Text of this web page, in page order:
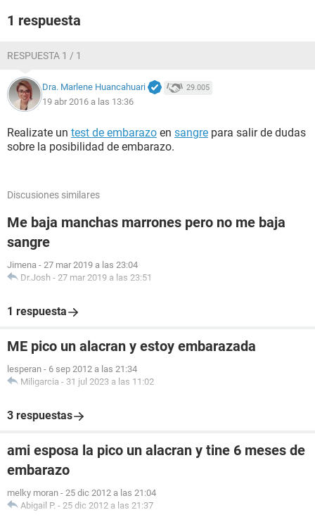
1 respuesta
RESPUESTA 1 / 1
Dra. Marlene Huancahuari 29.005
19 abr 2016 a las 13:36
Realizate un test de embarazo en sangre para salir de dudas
sobre la posibilidad de embarazo.
Discusiones similares
Me baja manchas marrones pero no me baja
sangre
Jimena - 27 mar 2019 a las 23:04
Dr.Josh - 27 mar 2019 a las 23:51
1 respuesta
ME pico un alacran y estoy embarazada
lesperan - 6 sep 2012 a las 21:34
Miligarcia - 31 jul 2023 a las 11:02
3 respuestas
ami esposa la pico un alacran y tine 6 meses de
embarazo
melky moran - 25 dic 2012 a las 21:04
Abigail P. - 25 dic 2012 a las 21:37